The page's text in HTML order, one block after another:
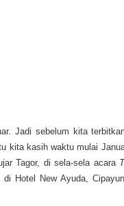
Jadi sebelum kita
kita kasih waktu mulai
Tagor, di sela-sela acara
Hotel New Ayuda,